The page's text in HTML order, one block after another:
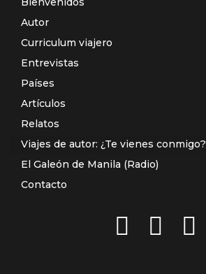
Autor
Curriculum viajero
Entrevistas
Países
Artículos
Relatos
Viajes de autor: ¿Te vienes conmigo?
El Galeón de Manila (Radio)
Contacto